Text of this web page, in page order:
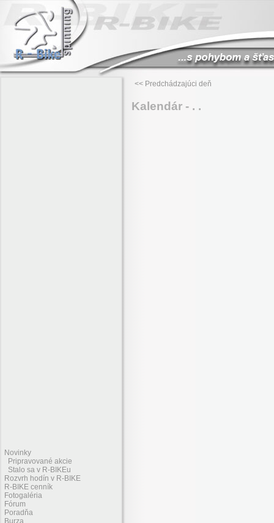
Novinky
Pripravované akcie
Stalo sa v R-BIKEu
Rozvrh hodín v R-BIKE
R-BIKE cenník
Fotogaléria
Fórum
Poradňa
Burza
<< Predchádzajúci deň
Kalendár - . .